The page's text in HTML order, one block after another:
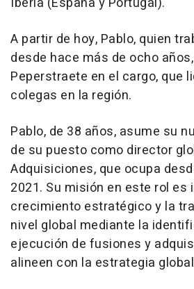
A partir de hoy, Pablo, quien
desde hace más de ocho
Peperstraete en el cargo, que
colegas en la región.
Pablo, de 38 años, asume su
de su puesto como director
Adquisiciones, que ocupa
2021. Su misión en este rol es
crecimiento estratégico y la
nivel global mediante la
ejecución de fusiones y
alineen con la estrategia